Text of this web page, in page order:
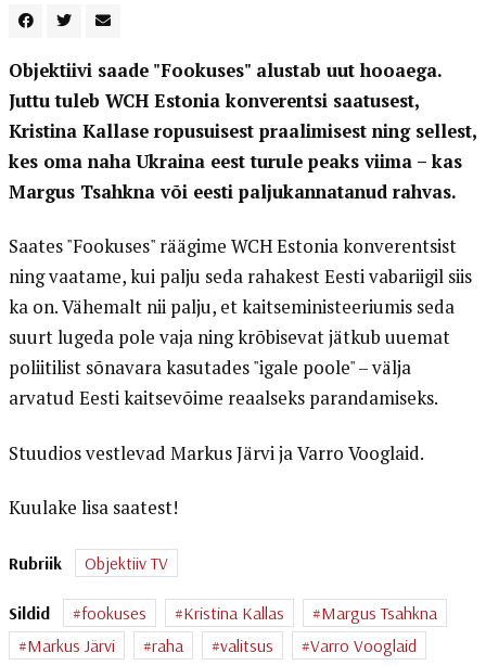
Objektiivi saade "Fookuses" alustab uut hooaega.
Juttu tuleb WCH Estonia konverentsi saatusest,
Kristina Kallase ropusuisest praalimisest ning sellest,
kes oma naha Ukraina eest turule peaks viima – kas
Margus Tsahkna või eesti paljukannatanud rahvas.
Saates "Fookuses" räägime WCH Estonia konverentsist
ning vaatame, kui palju seda rahakest Eesti vabariigil siis
ka on. Vähemalt nii palju, et kaitseministeeriumis seda
suurt lugeda pole vaja ning krõbisevat jätkub uuemat
poliitilist sõnavara kasutades "igale poole" – välja
arvatud Eesti kaitsevõime reaalseks parandamiseks.
Stuudios vestlevad Markus Järvi ja Varro Vooglaid.
Kuulake lisa saatest!
Rubriik Objektiiv TV
Sildid fookuses Kristina Kallas
Margus Tsahkna
Markus Järvi
raha valitsus Varro Vooglaid